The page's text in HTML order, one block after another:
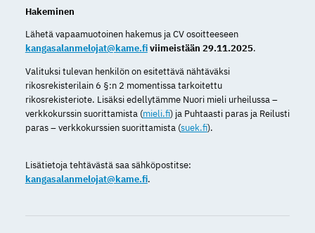
Hakeminen
Lähetä vapaamuotoinen hakemus ja CV osoitteeseen
kangasalanmelojat@kame.fiviimeistään 29.11.2025.
Valituksi tulevan henkilön on esitettävä nähtäväksi
rikosrekisterilain 6 §:n 2 momentissa tarkoitettu
rikosrekisteriote. Lisäksi edellytämme Nuori mieli urheilussa –
verkkokurssin suorittamista (mieli.fi) ja Puhtaasti paras ja Reilusti
paras – verkkokurssien suorittamista (suek.fi).
Lisätietoja tehtävästä saa sähköpostitse:
kangasalanmelojat@kame.fi.